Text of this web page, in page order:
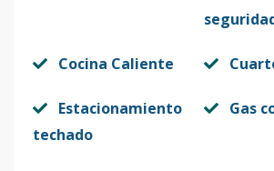
Cocina Caliente
Estacionamiento
techado
Gas